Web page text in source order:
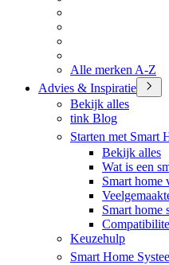
Alle merken A-Z
Advies & Inspiratie
Bekijk alles
tink Blog
Starten met Smart
Bekijk alles
Wat is een
Smart home
Smart home
Keuzehulp
Smart Home